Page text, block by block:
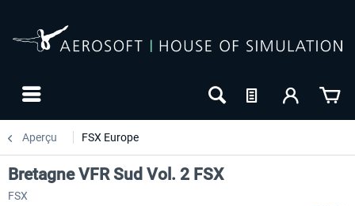
Aperçu FSX Europe
Bretagne VFR Sud Vol. 2 FSX
FSX